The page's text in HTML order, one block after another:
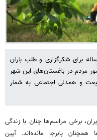
برای شکرگزاری و طلب باران
مردم در باغستان‌های این شهر
و همدلی اجتماعی به شمار
برخی مراسم‌ها چنان با زندگی
پابرجا مانده‌اند. آیین